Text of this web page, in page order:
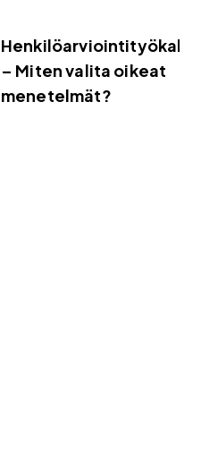
Henkilöarviointityökalut
– Miten valita oikeat
menetelmät?